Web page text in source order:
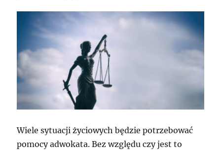
Wiele sytuacji życiowych będzie potrzebować
pomocy adwokata. Bez względu czy jest to